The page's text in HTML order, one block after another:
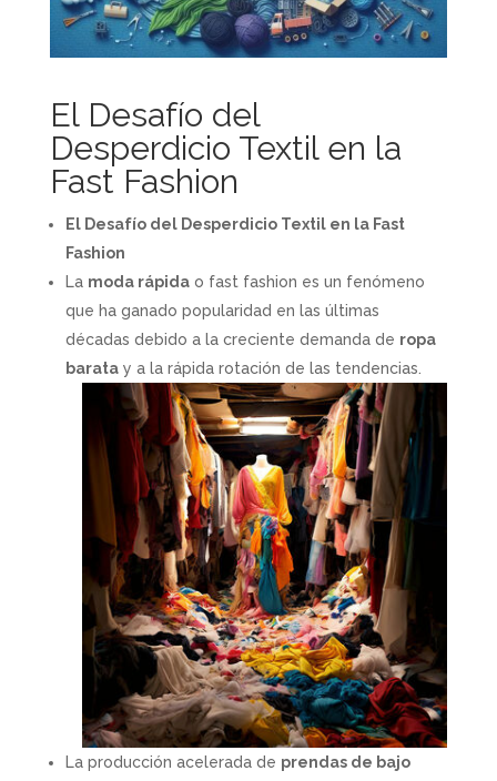
El Desafío del
Desperdicio Textil en la
Fast Fashion
El Desafío del Desperdicio Textil en la Fast
Fashion
La moda rápidao fast fashion es un fenómeno
que ha ganado popularidad en las últimas
décadas debido a la creciente demanda de ropa
baratay a la rápida rotación de las tendencias.
La producción acelerada de prendas de bajo